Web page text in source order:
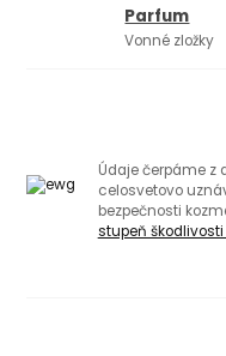
Parfum
Vonné zložky
Údaje čerpáme z
celosvetovo
bezpečnosti
stupeň